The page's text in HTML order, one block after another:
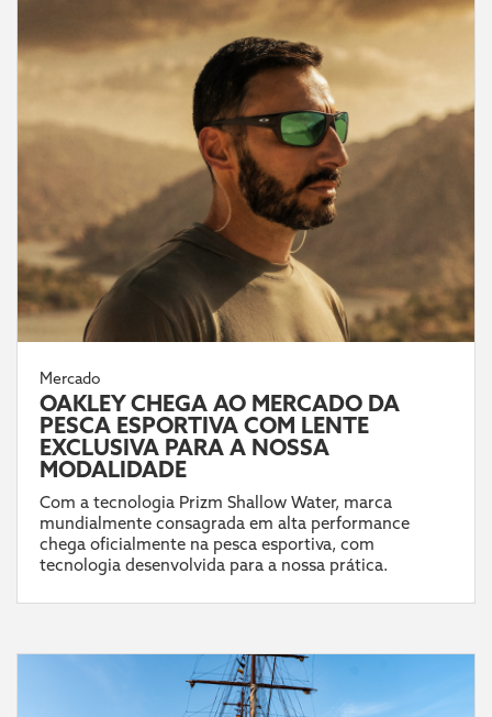
Mercado
OAKLEY CHEGA AO MERCADO DA
PESCA ESPORTIVA COM LENTE
EXCLUSIVA PARA A NOSSA
MODALIDADE
Com a tecnologia Prizm Shallow Water, marca
mundialmente consagrada em alta performance
chega oficialmente na pesca esportiva, com
tecnologia desenvolvida para a nossa prática.